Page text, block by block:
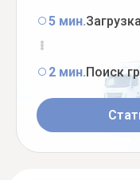
5 мин.
2 мин.Поиск